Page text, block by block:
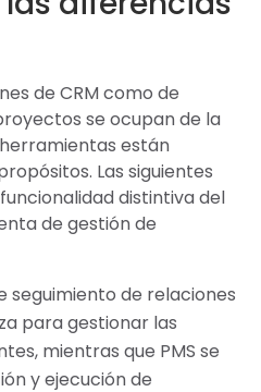
de CRM como de
se ocupan de la
están
Las siguientes
distintiva del
de gestión de
seguimiento de relaciones
para gestionar las
mientras que PMS se
y ejecución de